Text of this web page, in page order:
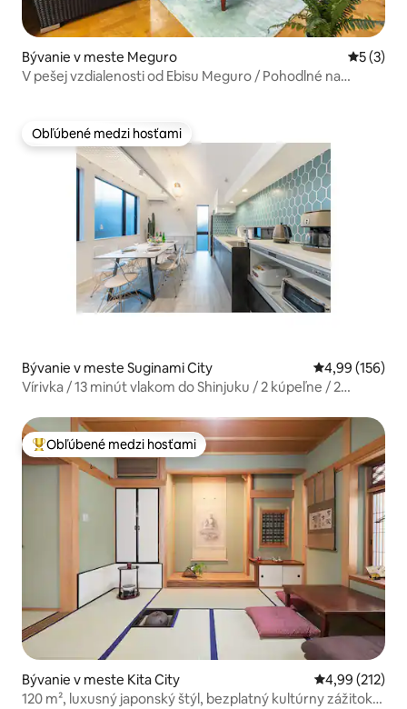
Bývanie v meste Meguro
5 (3)
V pešej vzdialenosti od Ebisu Meguro / Pohodlné na
Obľúbené medzi hosťami
Obľúbené medzi hosťami
Bývanie v meste Suginami City Priemerné
4,99 (156)
Vírivka / 13 minút vlakom do Shinjuku / 2 kúpeľne / 2
stanicu / 145 m²
Najobľúbenejšie medzi hosťami
Obľúbené medzi hosťami
Bývanie v meste Kita City Priemerné
4,99 (212)
120 m², luxusný japonský štýl, bezplatný kultúrny zážitok,